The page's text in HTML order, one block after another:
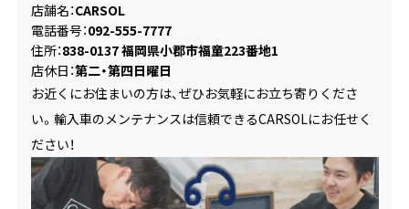
店舗名：CARSOL
電話番号：092-555-7777
住所：838-0137 福岡県小郡市福童223番地1
店休日：第二・第四日曜日
お近くにお住まいの方は、ぜひお気軽にお立ち寄りくださ
い。輸入車のメンテナンスは信頼できるCARSOLにお任せく
ださい！